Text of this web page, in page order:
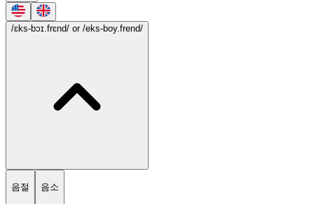
/ɛks-bɔɪ.frɛnd/ or /eks-boy.frend/
음절 음소